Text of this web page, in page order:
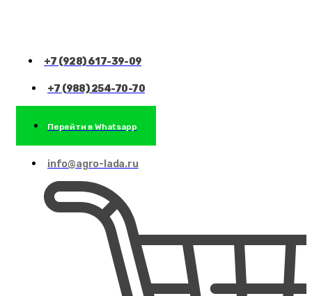
+7 (928) 617-39-09
+7 (988) 254-70-70
Перейти в Whatsapp
info@agro-lada.ru